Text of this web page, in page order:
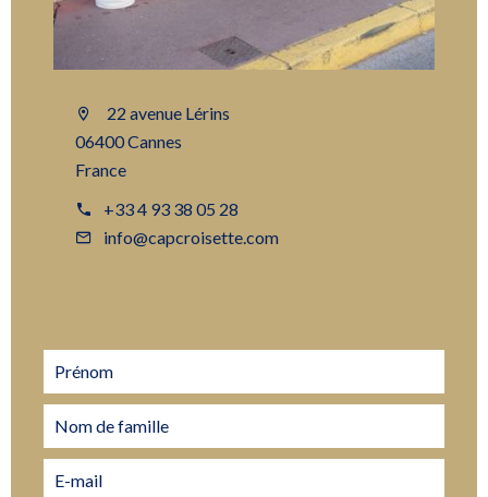
22 avenue Lérins
06400 Cannes
France
+33 4 93 38 05 28
info@capcroisette.com